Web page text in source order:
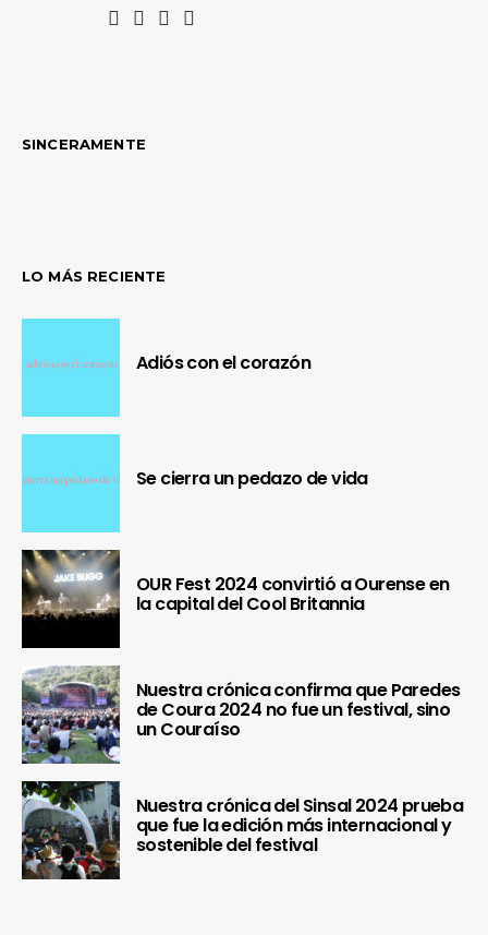
SINCERAMENTE
LO MÁS RECIENTE
Adiós con el corazón
Se cierra un pedazo de vida
OUR Fest 2024 convirtió a Ourense en
la capital del Cool Britannia
Nuestra crónica confirma que Paredes
de Coura 2024 no fue un festival, sino
un Couraíso
Nuestra crónica del Sinsal 2024 prueba
que fue la edición más internacional y
sostenible del festival